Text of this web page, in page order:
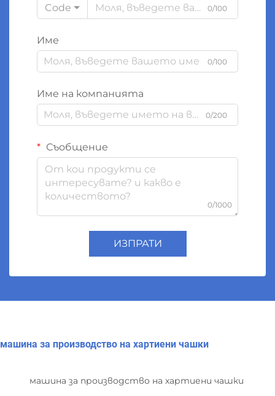
Code
0/100
Име
0/100
Име на компанията
0/200
Съобщение
0/1000
ИЗПРАТИ
машина за производство на хартиени чашки
машина за производство на хартиени чашки